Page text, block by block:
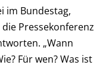
im Bundestag,
Pressekonferenz
„Wann
Für wen? Was ist